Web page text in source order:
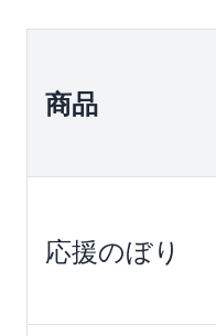
商品
応援のぼり